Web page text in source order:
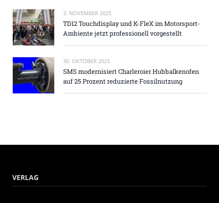
3. NOVEMBER 2025
TD12 Touchdisplay und K-FleX im Motorsport-
Ambiente jetzt professionell vorgestellt
30. OKTOBER 2025
SMS modernisiert Charleroier Hubbalkenofen
auf 25 Prozent reduzierte Fossilnutzung
VERLAG